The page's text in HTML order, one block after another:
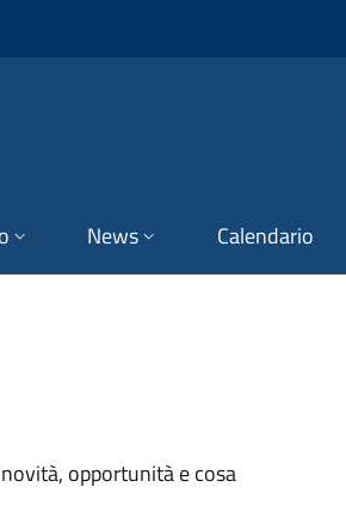
News Calendario
opportunità e cosa